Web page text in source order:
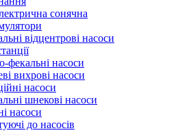
сонячна
відцентрові насоси
фекальні насоси
вихрові насоси
насоси
шнекові насоси
насоси
до насосів